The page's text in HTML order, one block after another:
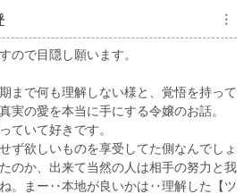
︙
ので目隠し願います。
まで何も理解しない様と、覚悟を持って
実の愛を本当に手にする令嬢のお話。
ていて好きです。
ず欲しいものを享受してた側なんでしょ
のか、出来て当然の人は相手の努力と我
。まー‥本地が良いかは‥理解した【ツ